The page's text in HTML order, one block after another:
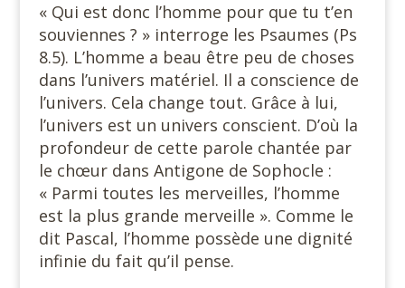
« Qui est donc l’homme pour que tu t’en
souviennes ? » interroge les Psaumes (Ps
8.5). L’homme a beau être peu de choses
dans l’univers matériel. Il a conscience de
l’univers. Cela change tout. Grâce à lui,
l’univers est un univers conscient. D’où la
profondeur de cette parole chantée par
le chœur dans Antigone de Sophocle :
« Parmi toutes les merveilles, l’homme
est la plus grande merveille ». Comme le
dit Pascal, l’homme possède une dignité
infinie du fait qu’il pense.